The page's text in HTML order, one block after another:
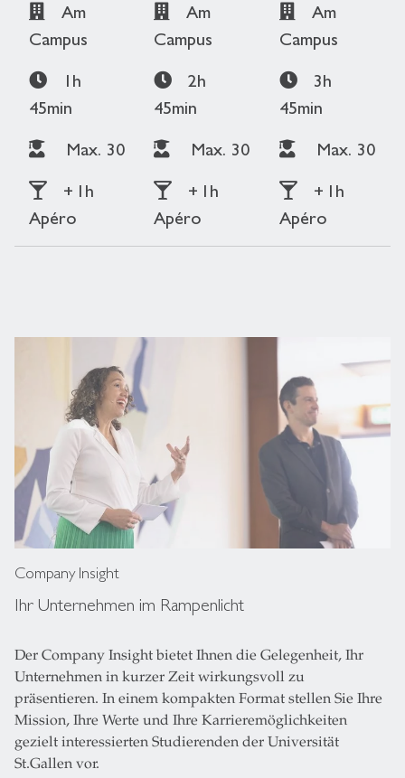
Am
Campus
1h
45min
Max. 30
+ 1h
Apéro
Am
Campus
2h
45min
Max. 30
+ 1h
Apéro
Am
Campus
3h
45min
Max. 30
+ 1h
Apéro
Company Insight
Ihr Unternehmen im Rampenlicht
Der Company Insight bietet Ihnen die Gelegenheit, Ihr
Unternehmen in kurzer Zeit wirkungsvoll zu
präsentieren. In einem kompakten Format stellen Sie Ihre
Mission, Ihre Werte und Ihre Karrieremöglichkeiten
gezielt interessierten Studierenden der Universität
St.Gallen vor.